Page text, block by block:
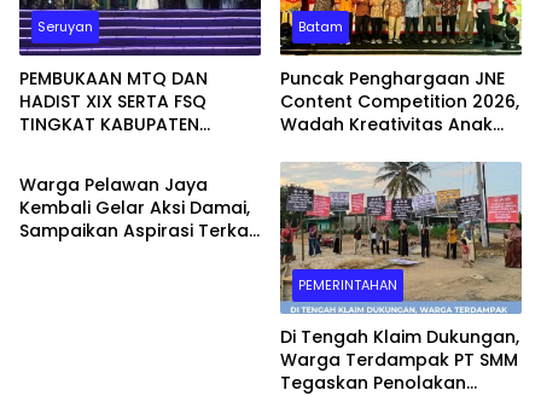
Seruyan
PEMBUKAAN MTQ DAN
HADIST XIX SERTA FSQ
TINGKAT KABUPATEN
KEJARI SERUYAN
Batam
Puncak Penghargaan JNE
Content Competition 2026,
Wadah Kreativitas Anak
WAHANA
Warga Pelawan Jaya
Kembali Gelar Aksi Damai,
Sampaikan Aspirasi Terkait
PEMERINTAHAN
Di Tengah Klaim Dukungan,
Warga Terdampak PT SMM
Tegaskan Penolakan